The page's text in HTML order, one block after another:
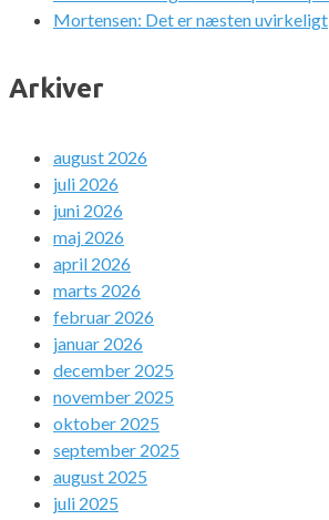
Mortensen: Det er næsten uvirkeligt
Arkiver
august 2026
juli 2026
juni 2026
maj 2026
april 2026
marts 2026
februar 2026
januar 2026
december 2025
november 2025
oktober 2025
september 2025
august 2025
juli 2025